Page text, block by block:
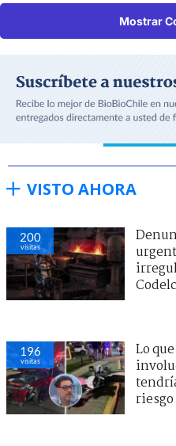
Mostrar
VISTO AHORA
200
visitas
196
visitas
Lo
riesgo